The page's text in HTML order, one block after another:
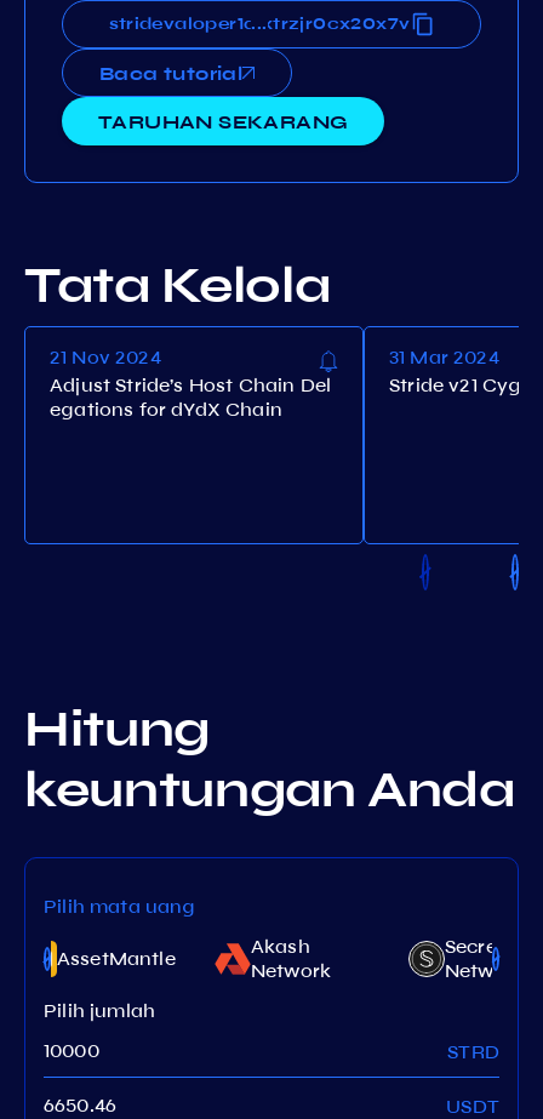
...
Baca tutorial
TARUHAN SEKARANG
Tata Kelola
21 Nov 2024
Adjust Stride’s Host Chain Del
egations for dYdX Chain
31 Mar 2024
Stride v21
Hitung
keuntungan Anda
Pilih mata uang
AssetMantle
Akash
Network
Secret
Network
Pilih jumlah
STRD
USDT